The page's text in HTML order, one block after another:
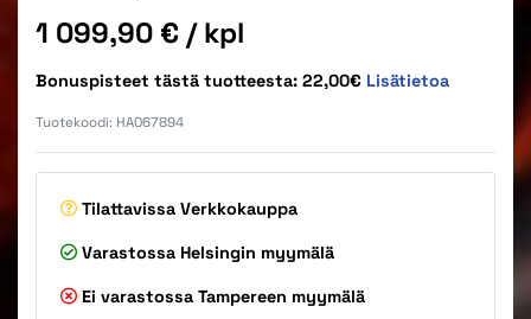
Hinta
1 099,90 € / kpl
Bonuspisteet tästä tuotteesta: 22,00€ Lisätietoa
Tuotekoodi: HA067894
Tilattavissa Verkkokauppa
Varastossa Helsingin myymälä
Ei varastossa Tampereen myymälä